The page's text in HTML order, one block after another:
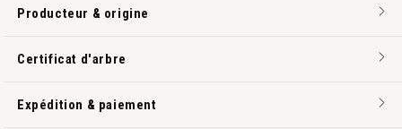
Producteur & origine
Certificat d'arbre
Expédition & paiement